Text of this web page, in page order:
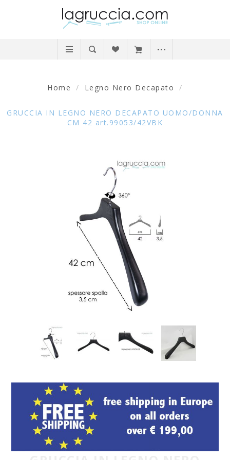
Home / Legno Nero Decapato /
GRUCCIA IN LEGNO NERO DECAPATO UOMO/DONNA
CM 42 art.99053/42VBK